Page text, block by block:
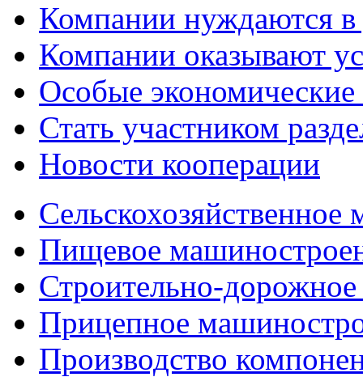
Компании нуждаются в
Компании оказывают
Особые
Стать участником
Новости кооперации
Пищевое
Строительно-
Прицепное
Производство